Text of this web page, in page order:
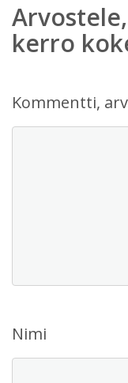
kerro
Kommentti,
Nimi